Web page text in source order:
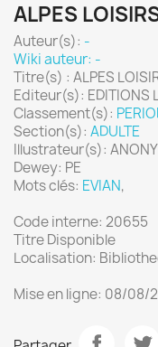
ALPES
Auteur(s): -
Wiki auteur: -
Titre(s) : ALPES
Editeur(s): EDITIONS
Classement(s):
Section(s): ADULTE
Illustrateur(s):
Dewey: PE
Mots clés: EVIAN,
Code interne: 20655
Titre Disponible
Localisation:
Mise en ligne: 08/08/